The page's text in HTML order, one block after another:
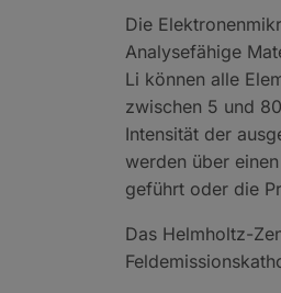
Die
Analysefähige
Li können alle
zwischen 5 und
Intensität der
werden über
geführt oder die
Das Helmholtz-